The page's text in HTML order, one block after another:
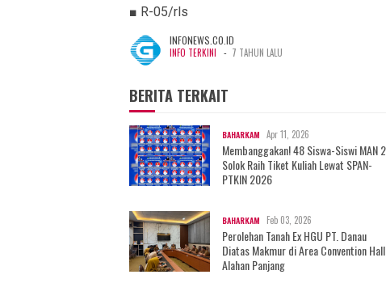
■ R-05/rls
INFONEWS.CO.ID
INFO TERKINI - 7 TAHUN LALU
BERITA TERKAIT
BAHARKAM Apr 11, 2026
Membanggakan! 48 Siswa-Siswi MAN 2
Solok Raih Tiket Kuliah Lewat SPAN-
PTKIN 2026
BAHARKAM Feb 03, 2026
Perolehan Tanah Ex HGU PT. Danau
Diatas Makmur di Area Convention Hall
Alahan Panjang